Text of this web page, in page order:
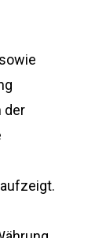
der